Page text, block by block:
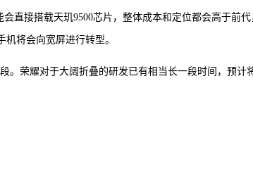
直接搭载天玑9500芯片，整体成本和定位都会高于前代
将会向宽屏进行转型。
。荣耀对于大阔折叠的研发已有相当长一段时间，预计